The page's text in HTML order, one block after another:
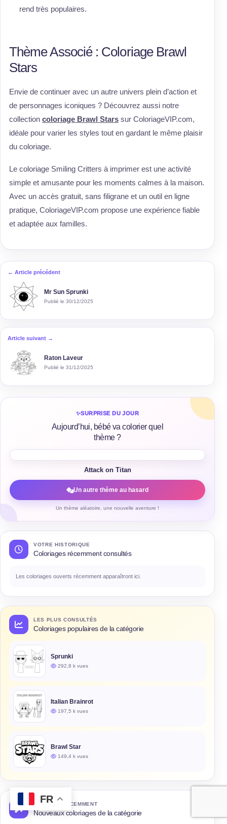
rend très populaires.
Thème Associé : Coloriage Brawl
Stars
Envie de continuer avec un autre univers plein d’action et
de personnages iconiques ? Découvrez aussi notre
collection coloriage Brawl Stars sur ColoriageVIP.com,
idéale pour varier les styles tout en gardant le même plaisir
du coloriage.
Le coloriage Smiling Critters à imprimer est une activité
simple et amusante pour les moments calmes à la maison.
Avec un accès gratuit, sans filigrane et un outil en ligne
pratique, ColoriageVIP.com propose une expérience fiable
et adaptée aux familles.
← Article précédent
Mr Sun Sprunki
Publié le 30/12/2025
Article suivant →
Raton Laveur
Publié le 31/12/2025
✨SURPRISE DU JOUR
Aujourd’hui, bébé va colorier quel
thème ?
Attack on Titan
Un autre thème au hasard
Un thème aléatoire, une nouvelle aventure !
VOTRE HISTORIQUE
Coloriages récemment consultés
Les coloriages ouverts récemment apparaîtront ici.
LES PLUS CONSULTÉS
Coloriages populaires de la catégorie
Sprunki
292,8 k vues
Italian Brainrot
197,5 k vues
Brawl Star
149,4 k vues
AJOUTÉS RÉCEMMENT
Nouveaux coloriages de la catégorie
FR